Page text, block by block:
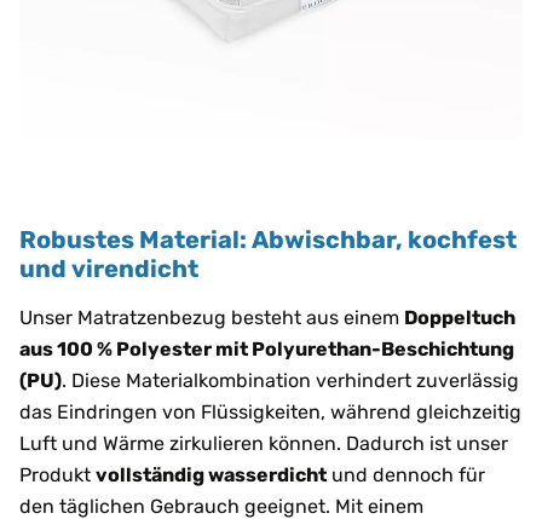
Robustes Material: Abwischbar, kochfest
und virendicht
Unser Matratzenbezug besteht aus einem Doppeltuch
aus 100 % Polyester mit Polyurethan-Beschichtung
(PU). Diese Materialkombination verhindert zuverlässig
das Eindringen von Flüssigkeiten, während gleichzeitig
Luft und Wärme zirkulieren können. Dadurch ist unser
Produkt vollständig wasserdicht und dennoch für
den täglichen Gebrauch geeignet. Mit einem